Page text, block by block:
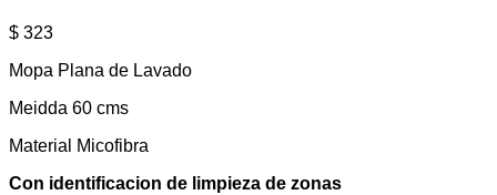
$ 323
Mopa Plana de Lavado
Meidda 60 cms
Material Micofibra
Con identificacion de limpieza de zonas